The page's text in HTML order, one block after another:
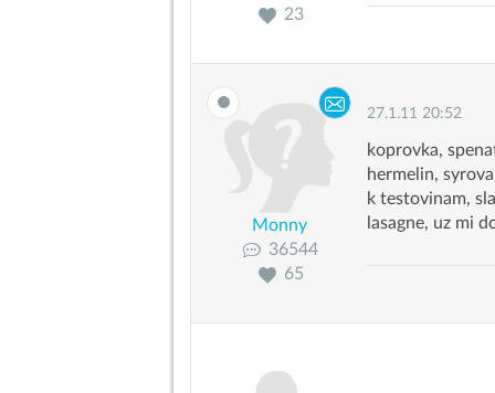
23
Monny
36544
65
27.1.11 20:52
koprovka,
hermelin,
k testovinam,
lasagne, uz mi